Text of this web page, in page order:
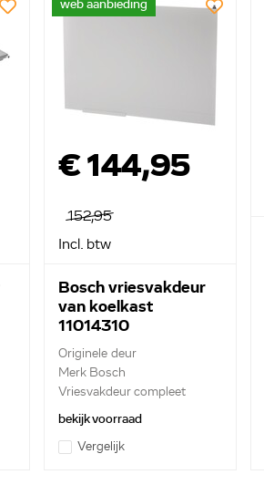
web aanbieding
€ 144,95
152,95
Incl. btw
Bosch vriesvakdeur
van koelkast
11014310
Originele deur
Merk Bosch
Vriesvakdeur compleet
bekijk voorraad
Vergelijk